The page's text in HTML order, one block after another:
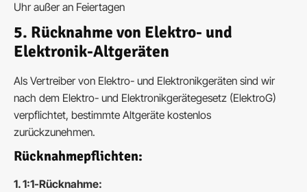
Uhr außer an Feiertagen
5. Rücknahme von Elektro- und
Elektronik-Altgeräten
Als Vertreiber von Elektro- und Elektronikgeräten sind wir
nach dem Elektro- und Elektronikgerätegesetz (ElektroG)
verpflichtet, bestimmte Altgeräte kostenlos
zurückzunehmen.
Rücknahmepflichten:
1. 1:1-Rücknahme: